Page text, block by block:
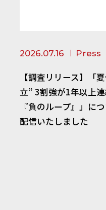
2026.07.16 Press
【調査リリース】「
立” 3割強が1年以上
『負のループ』」に
配信いたしました